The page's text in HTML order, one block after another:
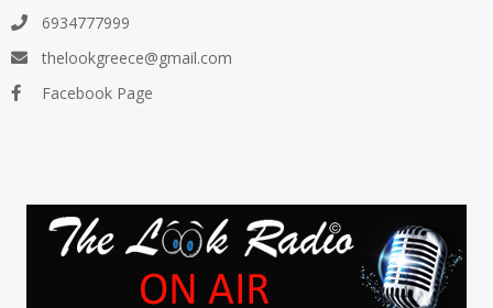
6934777999
thelookgreece@gmail.com
Facebook Page